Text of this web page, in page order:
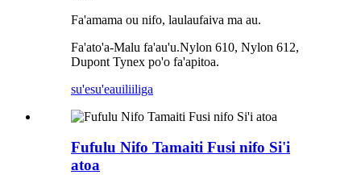
Fa'amama ou nifo, laulaufaiva ma au.
Fa'ato'a-Malu fa'au'u.Nylon 610, Nylon 612,
Dupont Tynex po'o fa'apitoa.
su'esu'eauiliiliga
Fufulu Nifo Tamaiti Fusi nifo Si'i
atoa